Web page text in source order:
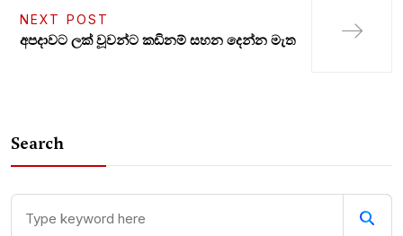
NEXT POST
අපදාවට ලක් වූවන්ට කඩිනම් සහන දෙන්න මැත
Search